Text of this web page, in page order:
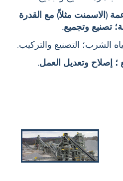
(الاسمنت مثلاً) مع القدرة
تصنيع وتجميع.
الشرب؛ التصنيع والتركيب.
؛ إصلاح وتعديل العمل.